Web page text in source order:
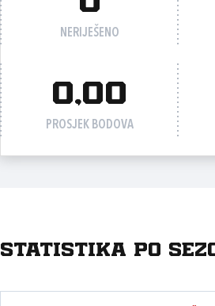
NERIJEŠENO
0,00
PROSJEK BODOVA
Statistika po